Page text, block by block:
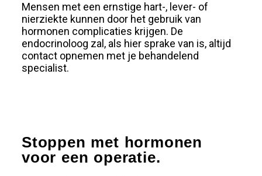
Mensen met een ernstige hart-, lever- of
nierziekte kunnen door het gebruik van
hormonen complicaties krijgen. De
endocrinoloog zal, als hier sprake van is, altijd
contact opnemen met je behandelend
specialist.
Stoppen met hormonen
voor een operatie.